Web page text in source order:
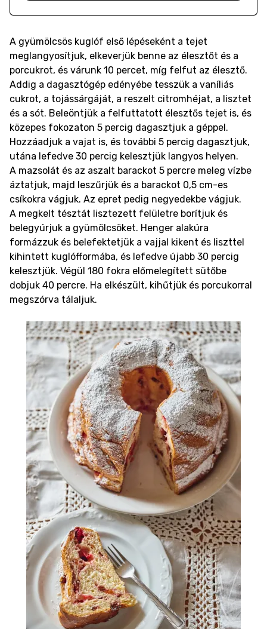
A gyümölcsös kuglóf első lépéseként a tejet
meglangyosítjuk, elkeverjük benne az élesztőt és a
porcukrot, és várunk 10 percet, míg felfut az élesztő.
Addig a dagasztógép edényébe tesszük a vaníliás
cukrot, a tojássárgáját, a reszelt citromhéjat, a lisztet
és a sót. Beleöntjük a felfuttatott élesztős tejet is, és
közepes fokozaton 5 percig dagasztjuk a géppel.
Hozzáadjuk a vajat is, és további 5 percig dagasztjuk,
utána lefedve 30 percig kelesztjük langyos helyen.
A mazsolát és az aszalt barackot 5 percre meleg vízbe
áztatjuk, majd leszűrjük és a barackot 0,5 cm-es
csíkokra vágjuk. Az epret pedig negyedekbe vágjuk.
A megkelt tésztát lisztezett felületre borítjuk és
belegyúrjuk a gyümölcsöket. Henger alakúra
formázzuk és belefektetjük a vajjal kikent és liszttel
kihintett kuglófformába, és lefedve újabb 30 percig
kelesztjük. Végül 180 fokra előmelegített sütőbe
dobjuk 40 percre. Ha elkészült, kihűtjük és porcukorral
megszórva tálaljuk.